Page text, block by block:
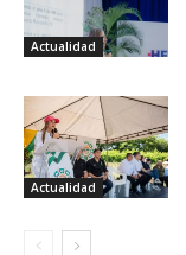
Actualidad
Actualidad